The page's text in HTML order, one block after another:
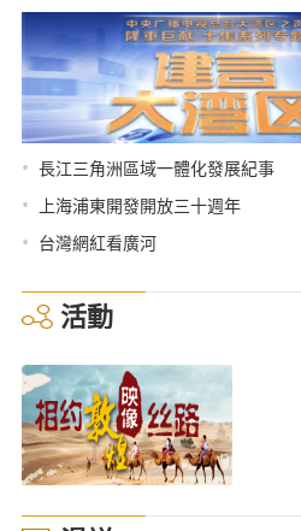
• 長江三角洲區域一體化發展紀事
• 上海浦東開發開放三十週年
• 台灣網紅看廣河
活動